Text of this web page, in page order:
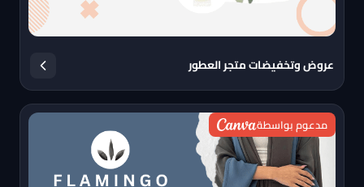
عروض وتخفيضات متجر العطور
مدعوم بواسطة